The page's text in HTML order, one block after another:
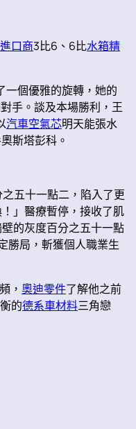
口商3比6、6比水箱精
一個優雅的旋轉，她的
手。談及本場勝利，王
汽車空氣芯明天能張水
斯塔彭科。
五十一點二，陷入了更
」醫療暫停，接收了肌
的灰度百分之五十一點
勝局，斬獲個人職業生
，奧迪零件了解他之前
的德系車材料三角戀